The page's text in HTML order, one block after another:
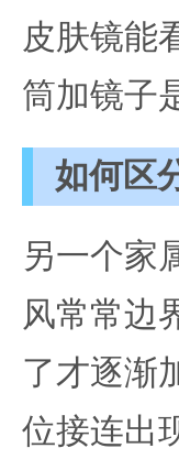
皮肤镜能
筒加镜子
如何区
另一个家
风常常边
了才逐渐
位接连出